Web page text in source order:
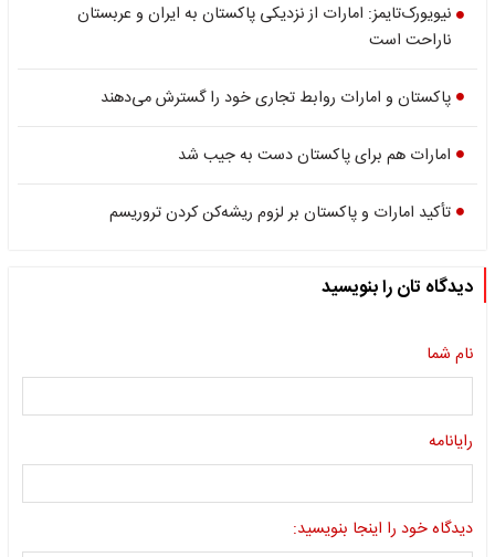
نیویورک‌تایمز: امارات از نزدیکی پاکستان به ایران و عربستان
ناراحت است
پاکستان و امارات روابط تجاری خود را گسترش می‌دهند
امارات هم برای پاکستان دست به جیب شد
تأکید امارات و پاکستان بر لزوم ریشه‌کن کردن تروریسم
دیدگاه تان را بنویسید
نام شما
رایانامه
دیدگاه خود را اینجا بنویسید: